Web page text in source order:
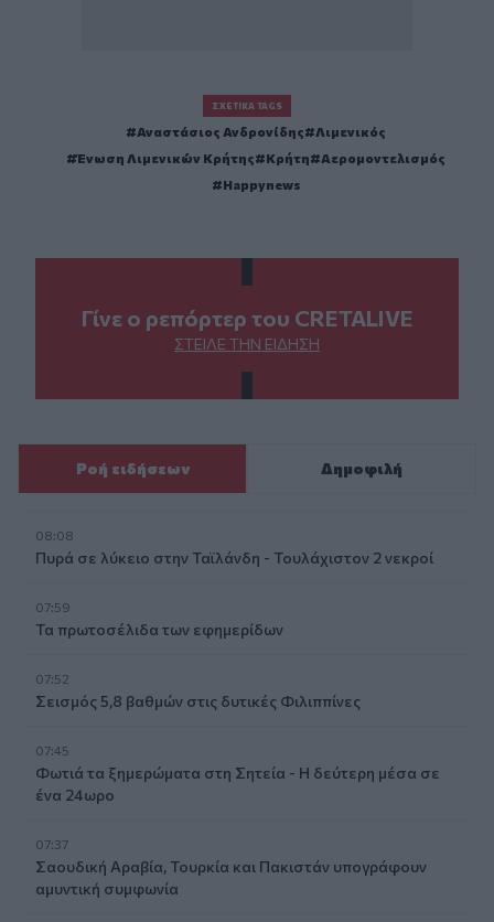
ΣΧΕΤΙΚΆ TAGS
Αναστάσιος Ανδρονίδης
Λιμενικός
Ένωση Λιμενικών Κρήτης
Κρήτη
Αερομοντελισμός
Happynews
Γίνε ο ρεπόρτερ του CRETALIVE
ΣΤΕΊΛΕ ΤΗΝ ΕΊΔΗΣΗ
Ροή ειδήσεων Δημοφιλή
08:08
Πυρά σε λύκειο στην Ταϊλάνδη - Τουλάχιστον 2 νεκροί
07:59
Τα πρωτοσέλιδα των εφημερίδων
07:52
Σεισμός 5,8 βαθμών στις δυτικές Φιλιππίνες
07:45
Φωτιά τα ξημερώματα στη Σητεία - Η δεύτερη μέσα σε
ένα 24ωρο
07:37
Σαουδική Αραβία, Τουρκία και Πακιστάν υπογράφουν
αμυντική συμφωνία